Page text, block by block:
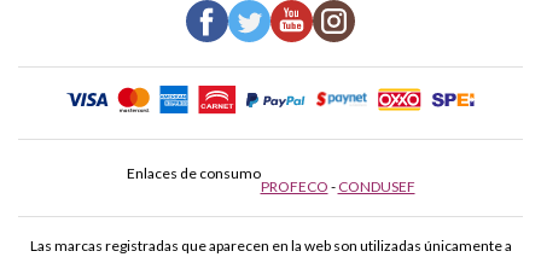
Enlaces de consumo
PROFECO - CONDUSEF
Las marcas registradas que aparecen en la web son utilizadas únicamente a